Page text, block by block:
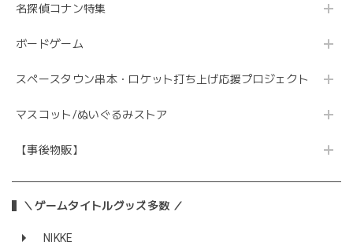
名探偵コナン特集
ボードゲーム
スペースタウン串本・ロケット打ち上げ応援プロジェクト
マスコット/ぬいぐるみストア
【事後物販】
＼ゲームタイトルグッズ多数 ／
NIKKE